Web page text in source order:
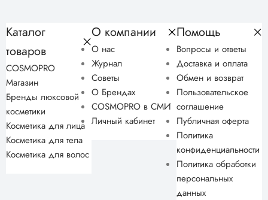
Каталог
товаров
COSMOPRO
Магазин
Бренды люксовой
косметики
Косметика для лица
Косметика для тела
Косметика для волос
О компании
О нас
Журнал
Советы
О Брендах
COSMOPRO в СМИ
Личный кабинет
Помощь
Вопросы и ответы
Доставка и оплата
Обмен и возврат
Пользовательское
соглашение
Публичная оферта
Политика
конфиденциальности
Политика обработки
персональных
данных